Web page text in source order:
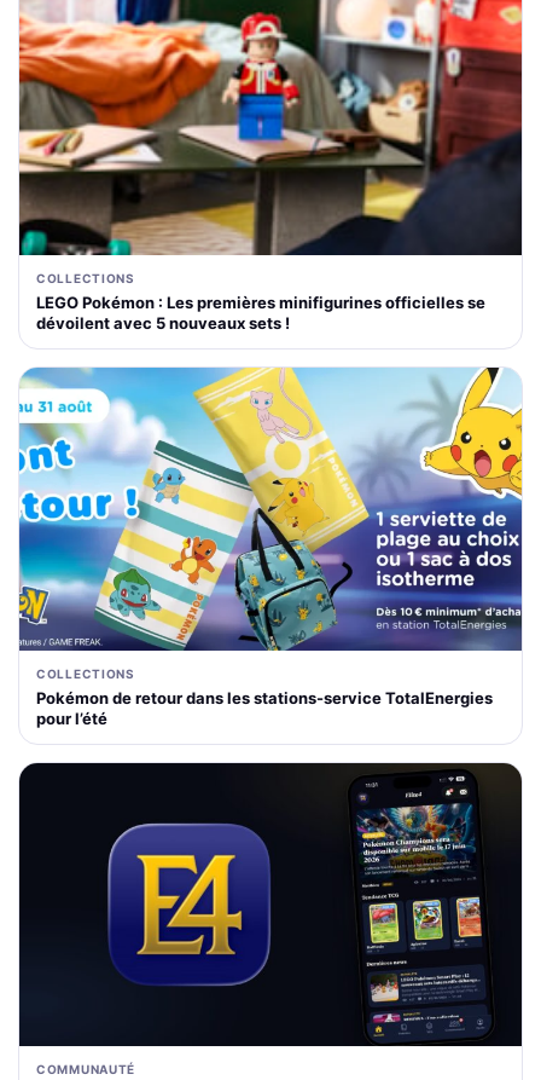
COLLECTIONS
LEGO Pokémon : Les premières minifigurines officielles se
dévoilent avec 5 nouveaux sets !
COLLECTIONS
Pokémon de retour dans les stations-service TotalEnergies
pour l’été
COMMUNAUTÉ